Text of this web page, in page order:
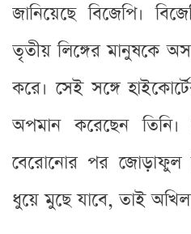
জানিয়েছে বিজেপি।
তৃতীয় লিঙ্গের মানুষকে
করে। সেই সঙ্গে
অপমান করেছেন
বেরোনোর পর জোড়াফুল
ধুয়ে মুছে যাবে, তাই